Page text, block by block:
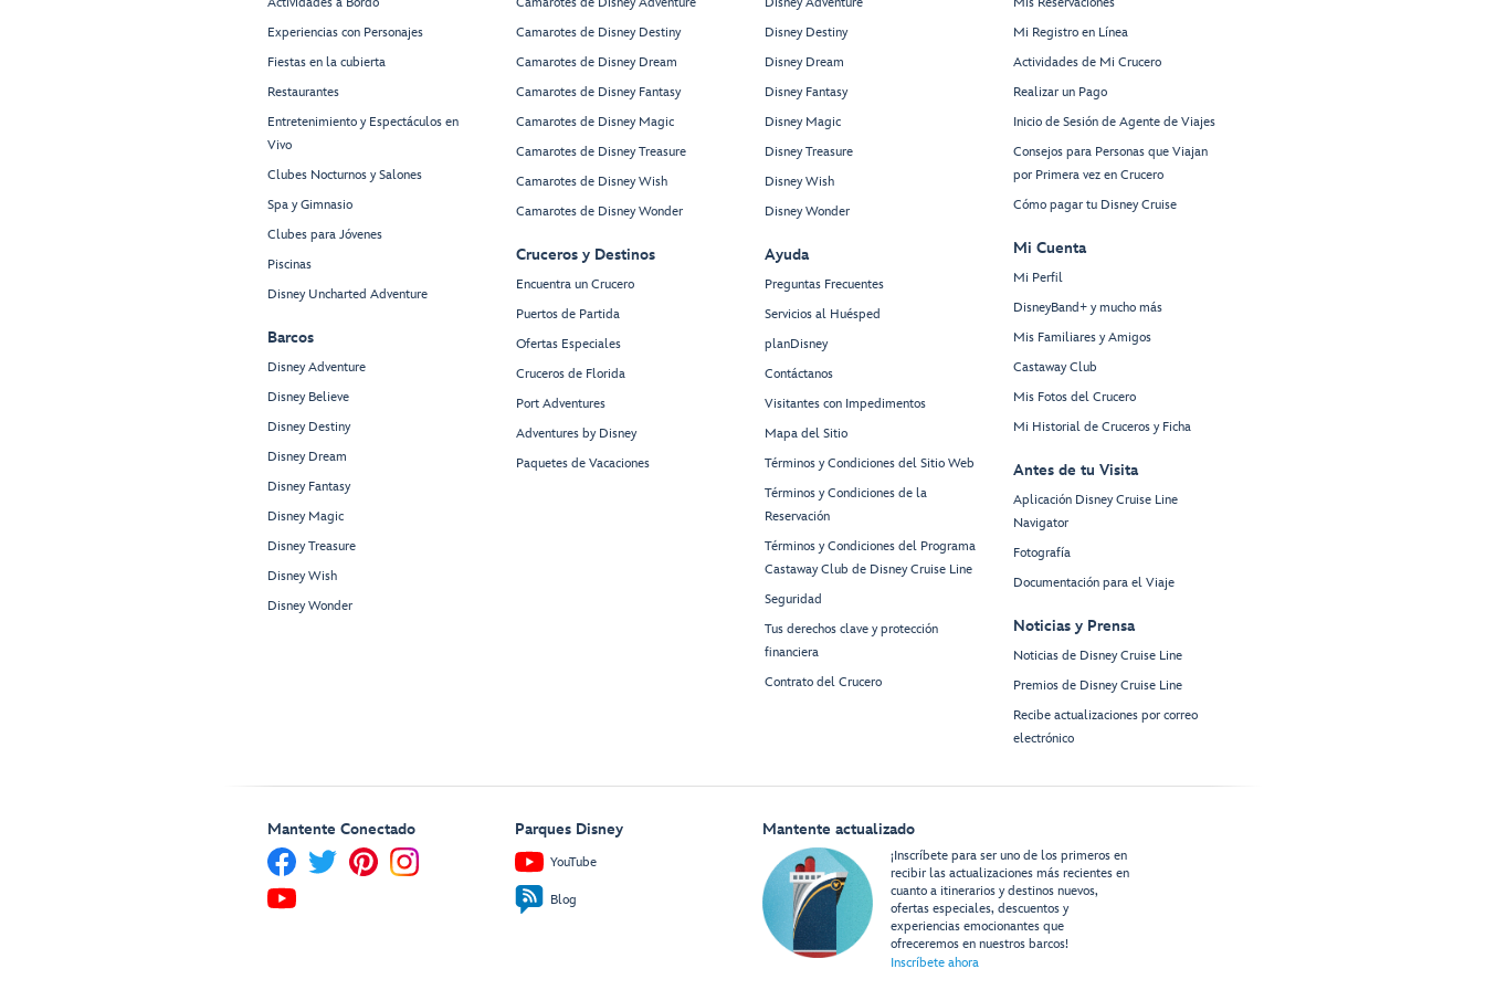
Restroom
Restroom
Elevator Lobby
Forward
Elevator Lobby
Room
Treatment
Salons
Spa
Cove
Pool
Edge
Signals
Bar
Whirlpool
Goofy’s
Family Pool
Experiencias con Personajes
Fiestas en la cubierta
Restaurantes
Entretenimiento y Espectáculos en
Vivo
Clubes Nocturnos y Salones
Spa y Gimnasio
Clubes para Jóvenes
Piscinas
Disney Uncharted Adventure
Barcos
Disney Adventure
Disney Believe
Disney Destiny
Disney Dream
Disney Fantasy
Disney Magic
Disney Treasure
Disney Wish
Disney Wonder
Camarotes de Disney Destiny
Camarotes de Disney Dream
Camarotes de Disney Fantasy
Camarotes de Disney Magic
Camarotes de Disney Treasure
Camarotes de Disney Wish
Camarotes de Disney Wonder
Cruceros y Destinos
Encuentra un Crucero
Puertos de Partida
Ofertas Especiales
Cruceros de Florida
Port Adventures
Adventures by Disney
Paquetes de Vacaciones
Disney Destiny
Disney Dream
Disney Fantasy
Disney Magic
Disney Treasure
Disney Wish
Disney Wonder
Ayuda
Preguntas Frecuentes
Servicios al Huésped
planDisney
Contáctanos
Visitantes con Impedimentos
Mapa del Sitio
Términos y Condiciones del Sitio Web
Términos y Condiciones de la
Reservación
Términos y Condiciones del Programa
Castaway Club de Disney Cruise Line
Seguridad
Tus derechos clave y protección
financiera
Contrato del Crucero
Mi Registro en Línea
Actividades de Mi Crucero
Realizar un Pago
Inicio de Sesión de Agente de Viajes
Consejos para Personas que Viajan
por Primera vez en Crucero
Cómo pagar tu Disney Cruise
Mi Cuenta
Mi Perfil
DisneyBand+ y mucho más
Mis Familiares y Amigos
Castaway Club
Mis Fotos del Crucero
Mi Historial de Cruceros y Ficha
Antes de tu Visita
Aplicación Disney Cruise Line
Navigator
Fotografía
Documentación para el Viaje
Noticias y Prensa
Noticias de Disney Cruise Line
Premios de Disney Cruise Line
Recibe actualizaciones por correo
electrónico
Mantente Conectado Parques Disney
YouTube
Blog
Mantente actualizado
¡Inscríbete para ser uno de los primeros en
recibir las actualizaciones más recientes en
cuanto a itinerarios y destinos nuevos,
ofertas especiales, descuentos y
experiencias emocionantes que
ofreceremos en nuestros barcos!
Inscríbete ahora